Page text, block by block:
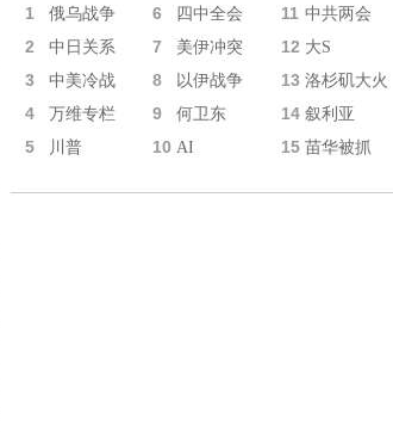
1 俄乌战争 6 四中全会 11 中共两会
2 中日关系 7 美伊冲突 12 大S
3 中美冷战 8 以伊战争 13 洛杉矶大火
4 万维专栏 9 何卫东 14 叙利亚
5 川普 10 AI 15 苗华被抓